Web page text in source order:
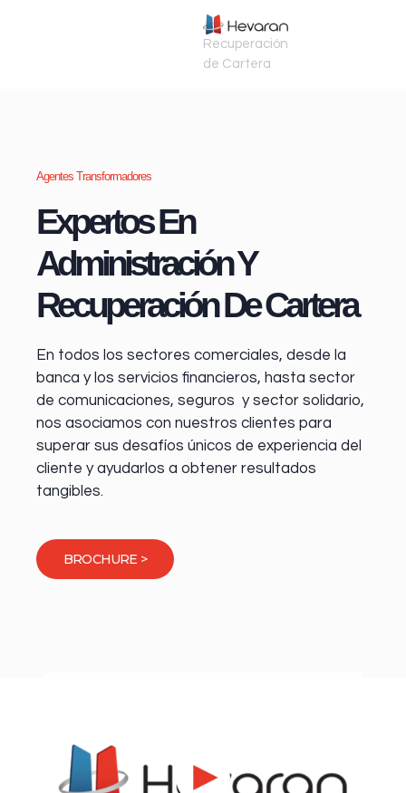
Recuperación
de Cartera
Agentes Transformadores
Expertos En
Administración Y
Recuperación De Cartera
En todos los sectores comerciales, desde la
banca y los servicios financieros, hasta sector
de comunicaciones, seguros y sector solidario,
nos asociamos con nuestros clientes para
superar sus desafíos únicos de experiencia del
cliente y ayudarlos a obtener resultados
tangibles.
BROCHURE >